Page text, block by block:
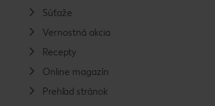
Súťaže
Vernostná akcia
Recepty
Online magazín
Prehľad stránok